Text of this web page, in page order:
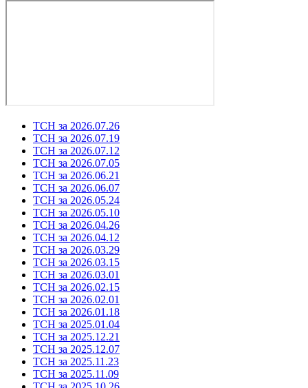
ТСН за 2026.07.26
ТСН за 2026.07.19
ТСН за 2026.07.12
ТСН за 2026.07.05
ТСН за 2026.06.21
ТСН за 2026.06.07
ТСН за 2026.05.24
ТСН за 2026.05.10
ТСН за 2026.04.26
ТСН за 2026.04.12
ТСН за 2026.03.29
ТСН за 2026.03.15
ТСН за 2026.03.01
ТСН за 2026.02.15
ТСН за 2026.02.01
ТСН за 2026.01.18
ТСН за 2025.01.04
ТСН за 2025.12.21
ТСН за 2025.12.07
ТСН за 2025.11.23
ТСН за 2025.11.09